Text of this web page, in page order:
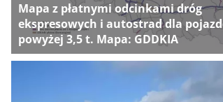
Mapa z płatnymi odcinkami dróg
ekspresowych i autostrad dla
powyżej 3,5 t. Mapa: GDDKIA